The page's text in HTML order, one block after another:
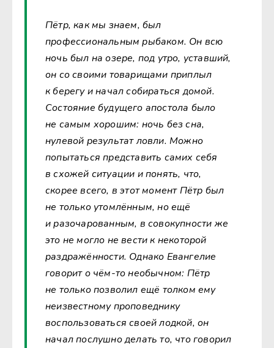
Пётр, как мы знаем, был
профессиональным рыбаком. Он всю
ночь был на озере, под утро, уставший,
он со своими товарищами приплыл
к берегу и начал собираться домой.
Состояние будущего апостола было
не самым хорошим: ночь без сна,
нулевой результат ловли. Можно
попытаться представить самих себя
в схожей ситуации и понять, что,
скорее всего, в этот момент Пётр был
не только утомлённым, но ещё
и разочарованным, в совокупности же
это не могло не вести к некоторой
раздражённости. Однако Евангелие
говорит о чём-то необычном: Пётр
не только позволил ещё толком ему
неизвестному проповеднику
воспользоваться своей лодкой, он
начал послушно делать то, что говорил